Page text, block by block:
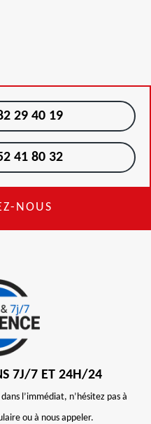
29 40 19
41 80 32
NOUS
7J/7 ET 24H/24
l’immédiat, n’hésitez pas à
ou à nous appeler.